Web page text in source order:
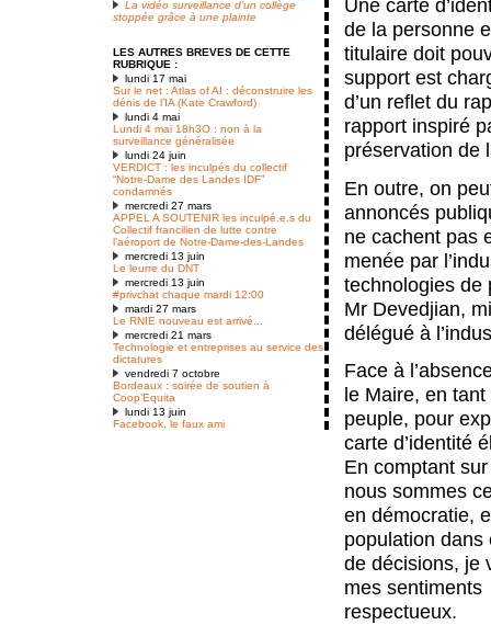
La vidéo surveillance d’un collège
stoppée grâce à une plainte
LES AUTRES BREVES DE CETTE
RUBRIQUE :
lundi 17 mai
Sur le net : Atlas of AI : déconstruire les
dénis de l’IA (Kate Crawford)
lundi 4 mai
Lundi 4 mai 18h3O : non à la
surveillance généralisée
lundi 24 juin
VERDICT : les inculpés du collectif
“Notre-Dame des Landes IDF”
condamnés
mercredi 27 mars
APPEL A SOUTENIR les inculpé.e.s du
Collectif francilien de lutte contre
l’aéroport de Notre-Dame-des-Landes
mercredi 13 juin
Le leurre du DNT
mercredi 13 juin
#privchat chaque mardi 12:00
mardi 27 mars
Le RNIE nouveau est arrivé...
mercredi 21 mars
Technologie et entreprises au service des
dictatures
vendredi 7 octobre
Bordeaux : soirée de soutien à
Coop’Equita
lundi 13 juin
Facebook, le faux ami
Une carte
de la personne
titulaire doit
support est
d’un reflet du
rapport inspiré
préservation de
En outre, on
annoncés
ne cachent pas
menée par
technologies de
Mr Devedjian,
délégué à
Face à
le Maire, en tant
peuple, pour
carte d’identité
En comptant
nous sommes
en démocratie,
population dans
de décisions, je
mes sentiments
respectueux.